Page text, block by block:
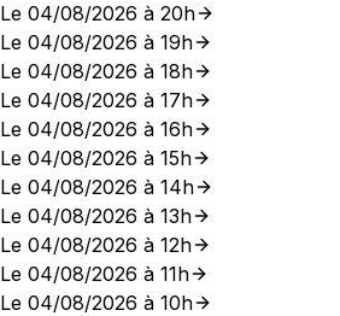
Le 04/08/2026 à 20h
Le 04/08/2026 à 19h
Le 04/08/2026 à 18h
Le 04/08/2026 à 17h
Le 04/08/2026 à 16h
Le 04/08/2026 à 15h
Le 04/08/2026 à 14h
Le 04/08/2026 à 13h
Le 04/08/2026 à 12h
Le 04/08/2026 à 11h
Le 04/08/2026 à 10h